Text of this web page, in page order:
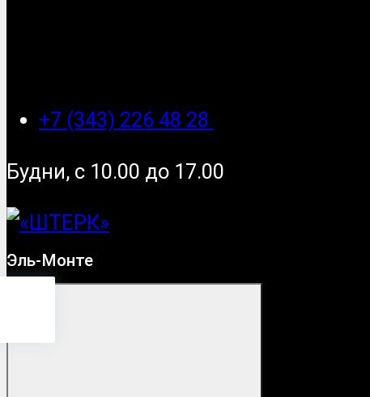
+7 (343) 226 48 28
Будни, с 10.00 до 17.00
Эль-Монте